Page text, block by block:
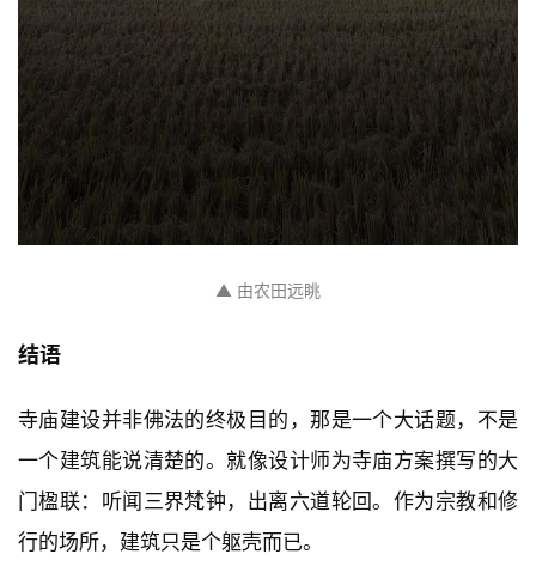
▲ 由农田远眺
结语
寺庙建设并非佛法的终极目的，那是一个大话题，不是
一个建筑能说清楚的。就像设计师为寺庙方案撰写的大
门楹联：听闻三界梵钟，出离六道轮回。作为宗教和修
行的场所，建筑只是个躯壳而已。